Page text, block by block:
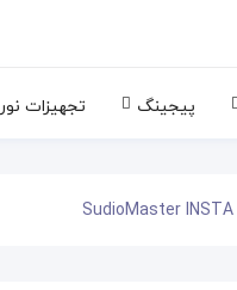
پیجینگ تجهیزات نور